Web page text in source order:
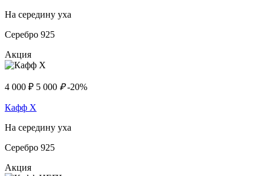
На середину уха
Серебро 925
Акция
4 000 ₽ 5 000 ₽ -20%
Кафф Х
На середину уха
Серебро 925
Акция